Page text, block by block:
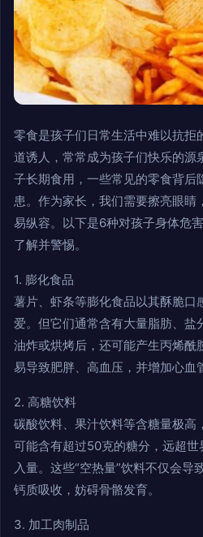
零食是孩子们日常生活中难以抗拒
道诱人，常常成为孩子们快乐的源
子长期食用，一些常见的零食背后
患。作为家长，我们需要擦亮眼睛
易纵容。以下是6种对孩子身体危
了解并警惕。
1. 膨化食品
薯片、虾条等膨化食品以其酥脆口
爱。但它们通常含有大量脂肪、盐
油炸或烘烤后，还可能产生丙烯酰
易导致肥胖、高血压，并增加心血
2. 高糖饮料
碳酸饮料、果汁饮料等含糖量极
可能含有超过50克的糖分，远超
入量。这些“空热量”饮料不仅会导
钙质吸收，妨碍骨骼发育。
3. 加工肉制品